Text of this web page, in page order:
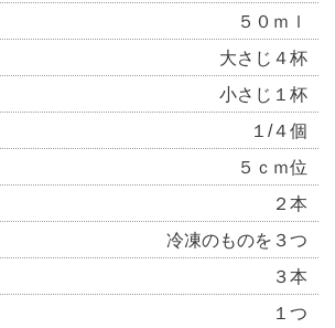
５０ｍｌ
大さじ４杯
小さじ１杯
１/４個
５ｃｍ位
２本
冷凍のものを３つ
３本
１つ